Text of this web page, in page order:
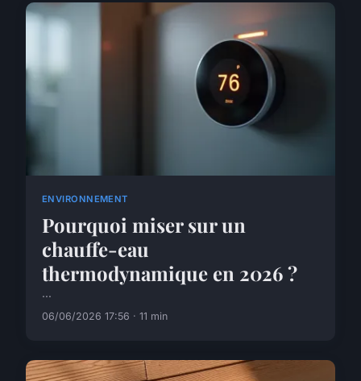
ENVIRONNEMENT
Pourquoi miser sur un
chauffe-eau
thermodynamique en 2026 ?
...
06/06/2026 17:56 · 11 min